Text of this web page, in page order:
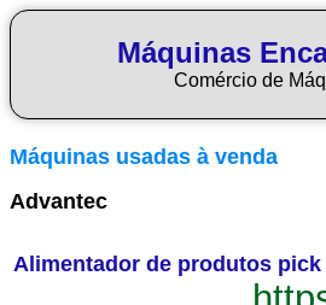
Máquinas
Comércio de
Máquinas usadas à venda
Advantec
Alimentador de produtos